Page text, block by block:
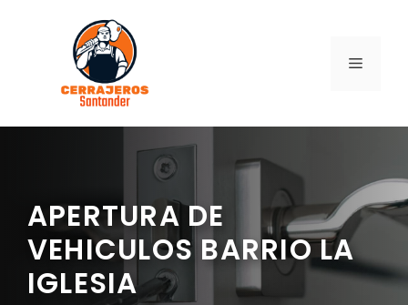
contenido
MENÚ
APERTURA DE
VEHICULOS BARRIO LA
IGLESIA